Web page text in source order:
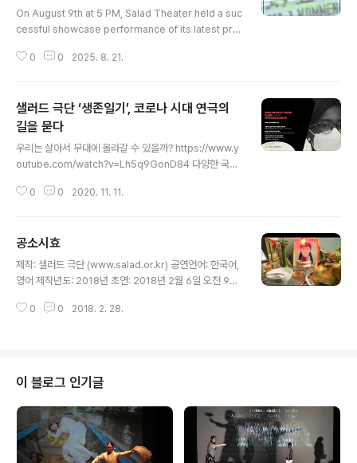
현용, 어니마 싱 VIP후원관객: 김경식, 이수정 후원: 유스트
림코리아, AGI소사이어티, 티비원미디어 문의: 샐러드 (0
2 22..
eads to Berlin 2026
On August 9th at 5 PM, Salad Theater held a suc
cessful showcase performance of its latest pro
e Case of Berlin, at Theaterhaus Mitte in Berlin.
udience of around 20 people. Drawing inspirati
on and valuable feedback from attendees, the c
ompany is now developing a..
0 0 2025. 8. 21.
샐러드 극단 ‘생존일기’, 코로나 시대 연극의
길을 묻다
우리는 살아서 무대에 올라갈 수 있을까? https://www.y
outube.com/watch?v=Lh5q9GonD84 다양한 국적
제 겪고 있는 이야기를 신작 ‘생존일기’ 공연에 고스란히 담
0년, 모두가 힘들게 살고 있지만 연극계는 어느 분야보다
더 그 무게를 실감하고 있다. 예정되었던 공연들이 줄줄이
연기되거나 취소됐고 향후 전망도 불투명하다. 다문화 극
극단 구성원의 생존 여부를 걱정하게 되었다. 고향을 방문
0 0 2020. 11. 11.
공소시효
제작: 샐러드 극단 (www.salad.or.kr) 공연언어: 한국어,
영어 제작년도: 2018년 초연: 2018년 2월 6일 오전 9시
공연길이: 70분 극본 & 연출: 박경주 다큐멘터리 영상 &
랑스 작품설명 베트남 이주여성 쩐탄란 사망 10주기를 맞
아 그녀의 죽음의 의문을 풀기 위한 연극. 쩐탄란은 지난 2
008년 1월 초 국제결혼으로 한국에 입국한지 5일만에 이
혼을 강요 받고 이혼 조정일을 기다리던 중 아파트에서 상
세불명의 원인으로 추락사하였다. 쩐탄란의 사망사건은
고..
0 0 2018. 2. 28.
이 블로그 인기글